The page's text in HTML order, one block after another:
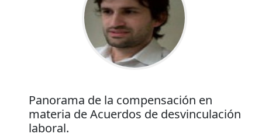
Panorama de la compensación en
materia de Acuerdos de desvinculación
laboral.